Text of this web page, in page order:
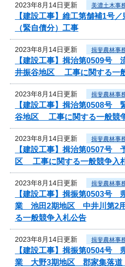
2023年8月14日更新 美濃土木事
【建設工事】維工第舗補1号
（緊自債分）工事
2023年8月14日更新 揖斐農林事
【建設工事】揖治第0509号
井振谷地区 工事に関する一
2023年8月14日更新 揖斐農林事
【建設工事】揖治第0508号
谷地区 工事に関する一般競
2023年8月14日更新 揖斐農林事
【建設工事】揖治第0507号
区 工事に関する一般競争入
2023年8月14日更新 揖斐農林事
【建設工事】揖振第0503号
業 池田2期地区 中井川第2
る一般競争入札公告
2023年8月14日更新 揖斐農林事
【建設工事】揖振第0504号
業 大野3期地区 郡家集落